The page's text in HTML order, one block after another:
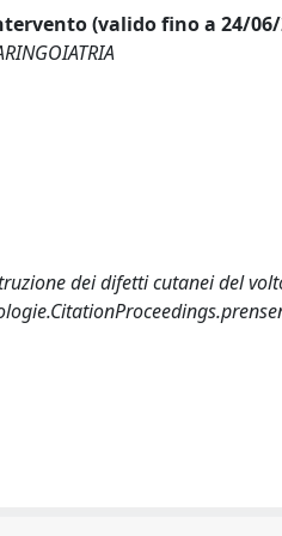
(valido fino a 24/06/
dei difetti cutanei del